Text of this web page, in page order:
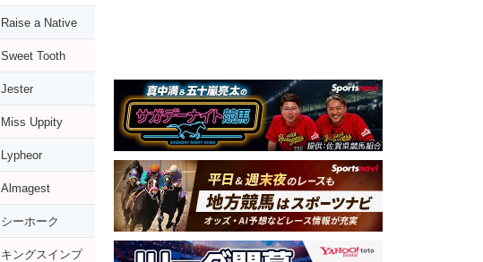
Raise a Native
Sweet Tooth
Jester
Miss Uppity
Lypheor
Almagest
シーホーク
キングスインプ